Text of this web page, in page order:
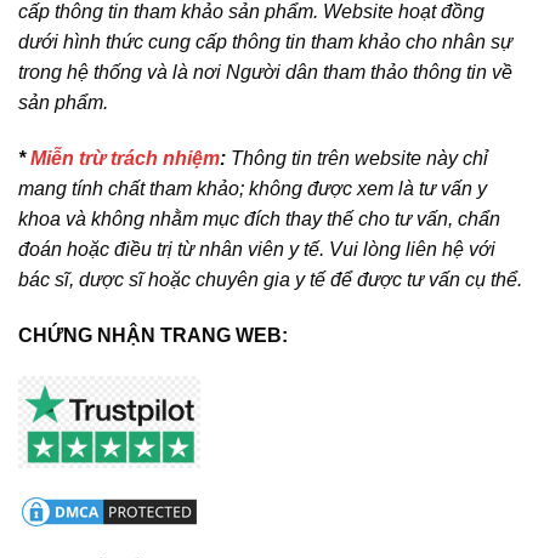
cấp thông tin tham khảo sản phẩm. Website hoạt đồng
dưới hình thức cung cấp thông tin tham khảo cho nhân sự
trong hệ thống và là nơi Người dân tham thảo thông tin về
sản phẩm.
*Miễn trừ trách nhiệm: Thông tin trên website này chỉ
mang tính chất tham khảo; không được xem là tư vấn y
khoa và không nhằm mục đích thay thế cho tư vấn, chẩn
đoán hoặc điều trị từ nhân viên y tế. Vui lòng liên hệ với
bác sĩ, dược sĩ hoặc chuyên gia y tế để được tư vấn cụ thể.
CHỨNG NHẬN TRANG WEB: